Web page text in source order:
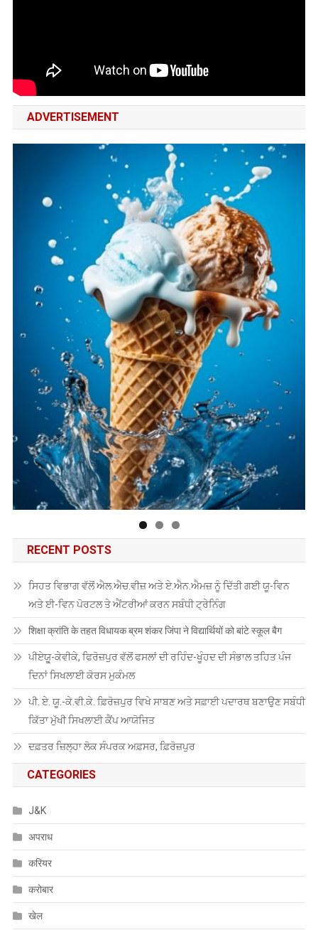
ADVERTISEMENT
RECENT POSTS
ਸਿਹਤ ਵਿਭਾਗ ਵੱਲੋਂ ਐਲ.ਐਚ.ਵੀਜ਼ ਅਤੇ ਏ.ਐਨ.ਐਮਜ਼ ਨੂੰ ਦਿੱਤੀ ਗਈ ਯੂ-ਵਿਨ
ਅਤੇ ਈ-ਵਿਨ ਪੋਰਟਲ ਤੇ ਐਂਟਰੀਆਂ ਕਰਨ ਸਬੰਧੀ ਟ੍ਰੇਨਿੰਗ
शिक्षा क्रांति के तहत विधायक ब्रम शंकर जिंपा ने विद्यार्थियों को बांटे स्कूल बैग
ਪੀਏਯੂੑ-ਕੇਵੀਕੇ, ਫਿਰੋਜ਼ਪੁਰ ਵੱਲੋਂ ਫਸਲਾਂ ਦੀ ਰਹਿੰਦ-ਖੂੰਹਦ ਦੀ ਸੰਭਾਲ ਤਹਿਤ ਪੰਜ
ਦਿਨਾਂ ਸਿਖਲਾਈ ਕੋਰਸ ਮੁਕੰਮਲ
ਪੀ. ਏ. ਯੂ.-ਕੇ.ਵੀ.ਕੇ. ਫ਼ਿਰੋਜ਼ਪੁਰ ਵਿਖੇ ਸਾਬਣ ਅਤੇ ਸਫ਼ਾਈ ਪਦਾਰਥ ਬਣਾਉਣ ਸਬੰਧੀ
ਕਿੱਤਾ ਮੁੱਖੀ ਸਿਖਲਾਈ ਕੈਂਪ ਆਯੋਜਿਤ
ਦਫ਼ਤਰ ਜ਼ਿਲ੍ਹਾ ਲੋਕ ਸੰਪਰਕ ਅਫ਼ਸਰ, ਫ਼ਿਰੋਜ਼ਪੁਰ
CATEGORIES
J&K
अपराध
करियर
करोबार
खेल